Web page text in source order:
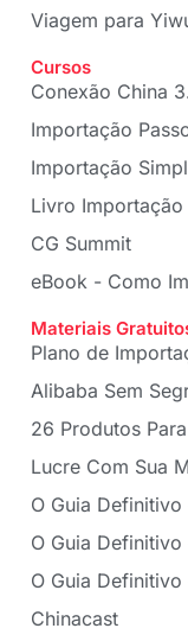
Viagem para
Cursos
Conexão China
Importação
Importação
Livro Importação
CG Summit
eBook - Como
Materiais
Plano de
Alibaba Sem
26 Produtos
Lucre Com Sua
O Guia
O Guia
O Guia
Chinacast